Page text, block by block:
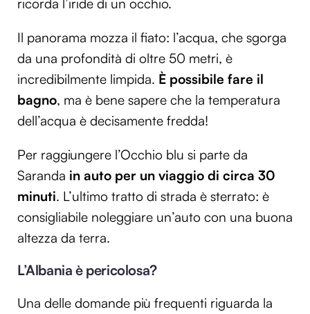
ricorda l’iride di un occhio.
Il panorama mozza il fiato: l’acqua, che sgorga
da una profondità di oltre 50 metri, è
incredibilmente limpida. È possibile fare il
bagno, ma è bene sapere che la temperatura
dell’acqua è decisamente fredda!
Per raggiungere l’Occhio blu si parte da
Saranda in auto per un viaggio di circa 30
minuti. L’ultimo tratto di strada è sterrato: è
consigliabile noleggiare un’auto con una buona
altezza da terra.
L’Albania è pericolosa?
Una delle domande più frequenti riguarda la